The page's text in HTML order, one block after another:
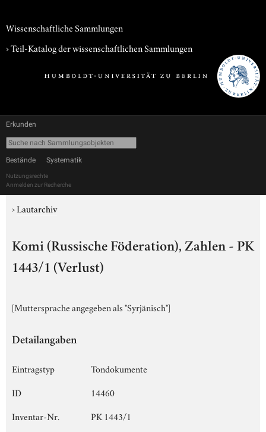
Wissenschaftliche Sammlungen
› Teil-Katalog der wissenschaftlichen Sammlungen
Erkunden
Bestände Systematik
Nutzungsrechte
Anmelden zur Recherche
›Lautarchiv
Komi (Russische Föderation), Zahlen - PK
1443/1 (Verlust)
[Muttersprache angegeben als "Syrjänisch"]
Detailangaben
Eintragstyp
Tondokumente
ID
14460
Inventar-Nr.
PK 1443/1